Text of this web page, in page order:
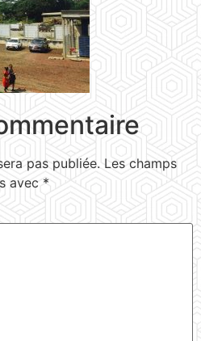
pas publiée. Les champs
avec *